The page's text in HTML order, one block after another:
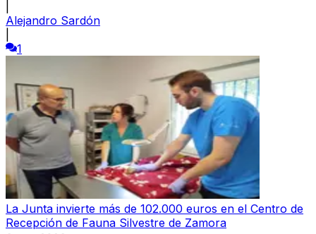
Alejandro Sardón
1
La Junta invierte más de 102.000 euros en el Centro de
Recepción de Fauna Silvestre de Zamora